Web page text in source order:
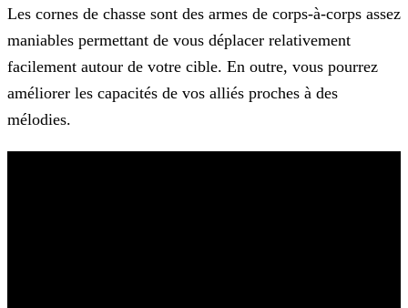
Les cornes de chasse sont des armes de corps-à-corps assez
maniables permettant de vous déplacer relativement
facilement autour de votre cible. En outre, vous pourrez
améliorer les capacités de vos alliés proches à des
mélodies.